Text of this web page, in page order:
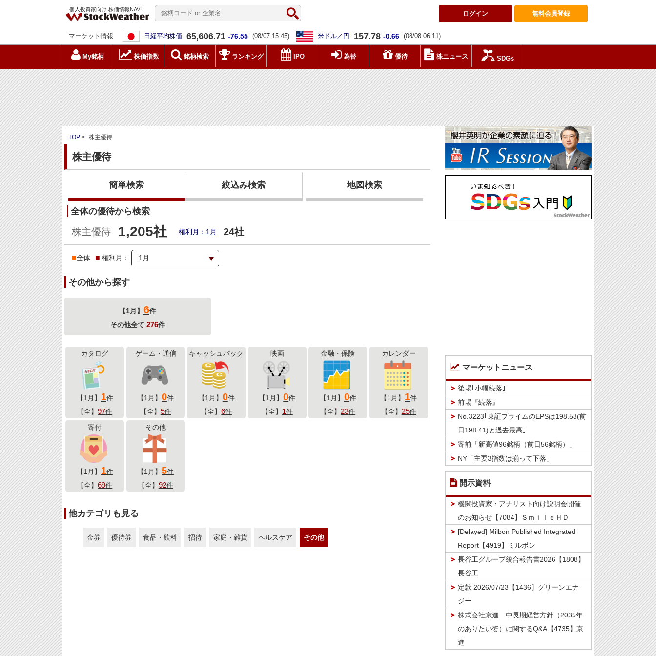
個人投資家向け 株価情報NAVI
無料会員登録
ログイン
マーケット情報 日経平均株価 65,606.71 -76.55 (08/07 15:45) 米ドル／円 157.78 -0.66 (08/08 06:11)
My銘柄 株価指数 銘柄検索 ランキング IPO 為替 優待 株ニュース SDGs
TOP > 株主優待
株主優待
簡単検索 絞込み検索 地図検索
全体の優待から検索
株主優待 1,205社 権利月：1月 24社
■全体 ■ 権利月：
その他から探す
【1月】 6件
その他全て 276件
カタログ
【1月】 1件
【全】97件
ゲーム・通信
【1月】0件
【全】 5件
キャッシュバック
【1月】 0件
【全】6件
映画
【1月】0件
【全】 1件
金融・保険
【1月】 0件
【全】 23件
カレンダー
【1月】 1件
【全】 25件
寄付
【1月】 1件
【全】69件
その他
【1月】5件
【全】 92件
他カテゴリも見る
金券 優待券 食品・飲料 招待 家庭・雑貨 ヘルスケア その他
マーケットニュース
後場｢小幅続落｣
前場『続落』
No.3223｢東証プライムのEPSは198.58(前
日198.41)と過去最高｣
寄前「新高値96銘柄（前日56銘柄）」
NY「主要3指数は揃って下落」
開示資料
機関投資家・アナリスト向け説明会開催
のお知らせ【7084】ＳｍｉｌｅＨＤ
[Delayed] Milbon Published Integrated
Report【4919】ミルボン
長谷工グループ統合報告書2026【1808】
長谷工
定款 2026/07/23【1436】グリーンエナ
ジー
株式会社京進 中長期経営方針（2035年
のありたい姿）に関するQ&A【4735】京
進